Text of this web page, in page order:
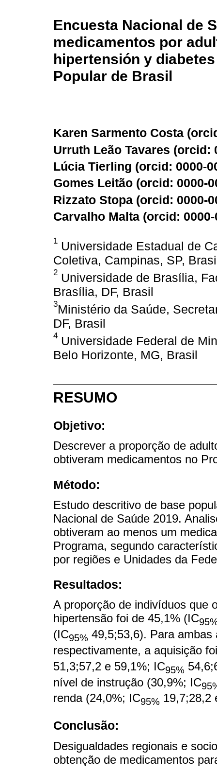
Encuesta Nacional de
medicamentos por
hipertensión y
Popular de Brasil
Karen Sarmento Costa (
Urruth Leão Tavares (orcid:
Lúcia Tierling (orcid: 0000-
Gomes Leitão (orcid: 0000-
Rizzato Stopa (orcid: 0000-
Carvalho Malta (orcid: 0000-
1 Universidade Estadual de
Coletiva, Campinas, SP,
2 Universidade de Brasília,
Brasília, DF, Brasil
3Ministério da Saúde,
DF, Brasil
4 Universidade Federal de
Belo Horizonte, MG, Brasil
RESUMO
Objetivo:
Descrever a proporção de
obtiveram medicamentos no
Método:
Estudo descritivo de base
Nacional de Saúde 2019.
obtiveram ao menos um
Programa, segundo
por regiões e Unidades da
Resultados:
A proporção de indivíduos que
hipertensão foi de 45,1% (IC
(IC95% 49,5;53,6). Para ambas
respectivamente, a aquisição
51,3;57,2 e 59,1%; IC95%
nível de instrução (30,9%; IC
renda (24,0%; IC95% 19,7;28,2
Conclusão:
Desigualdades regionais e
obtenção de medicamentos